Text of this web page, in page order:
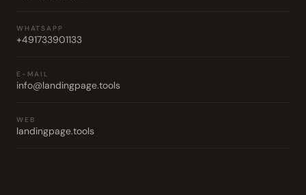
WHATSAPP
+491733901133
E-MAIL
info@landingpage.tools
WEB
landingpage.tools